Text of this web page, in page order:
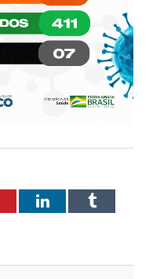
LinkedInTumblr